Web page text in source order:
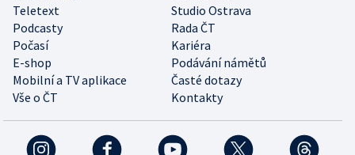
Teletext
Studio Ostrava
Podcasty
Rada ČT
Počasí
Kariéra
E-shop
Podávání námětů
Mobilní a TV aplikace
Časté dotazy
Vše o ČT
Kontakty